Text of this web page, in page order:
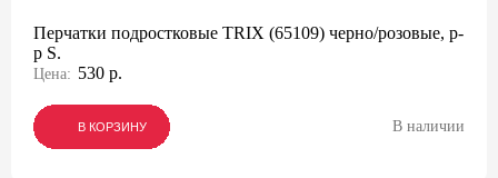
Перчатки подростковые TRIX (65109) черно/розовые, р-
р S.
Цена: 530 р.
В КОРЗИНУ
В КОРЗИНУ
В КОРЗИНУ В наличии